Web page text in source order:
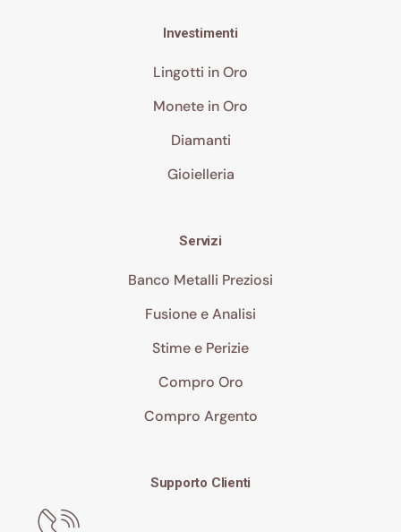
Investimenti
Lingotti in Oro
Monete in Oro
Diamanti
Gioielleria
Servizi
Banco Metalli Preziosi
Fusione e Analisi
Stime e Perizie
Compro Oro
Compro Argento
Supporto Clienti